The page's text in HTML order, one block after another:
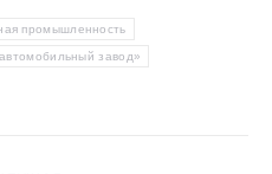
промышленность
завод»